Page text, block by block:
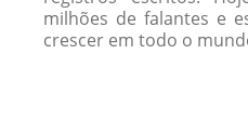
milhões de falantes e
crescer em todo o